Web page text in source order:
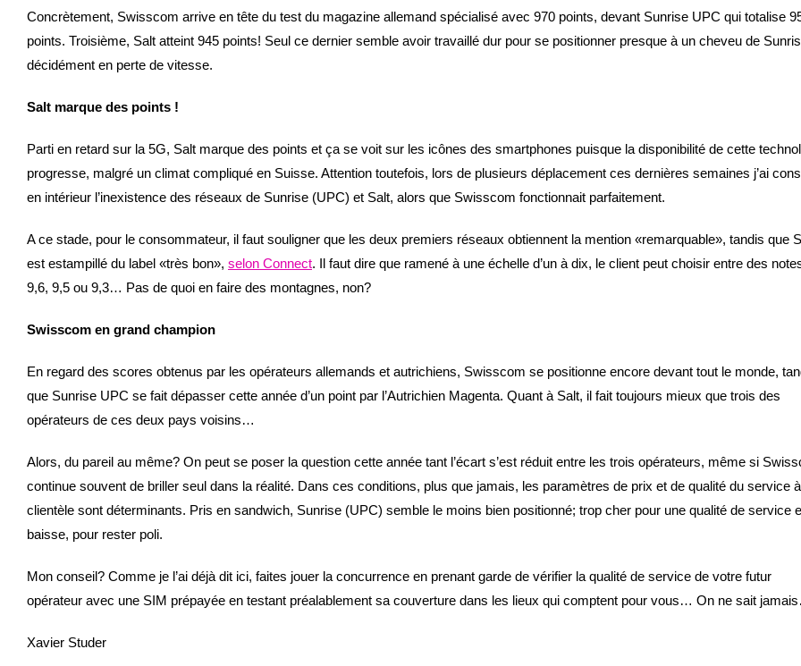
Concrètement, Swisscom arrive en tête du test du magazine allemand spécialisé avec 970 points, devant Sunrise UPC qui totalise
points. Troisième, Salt atteint 945 points! Seul ce dernier semble avoir travaillé dur pour se positionner presque à un cheveu de
décidément en perte de vitesse.
Salt marque des points !
Parti en retard sur la 5G, Salt marque des points et ça se voit sur les icônes des smartphones puisque la disponibilité de cette
progresse, malgré un climat compliqué en Suisse. Attention toutefois, lors de plusieurs déplacement ces dernières semaines j’ai
en intérieur l’inexistence des réseaux de Sunrise (UPC) et Salt, alors que Swisscom fonctionnait parfaitement.
A ce stade, pour le consommateur, il faut souligner que les deux premiers réseaux obtiennent la mention «remarquable», tandis que
est estampillé du label «très bon», selon Connect. Il faut dire que ramené à une échelle d’un à dix, le client peut choisir entre des
9,6, 9,5 ou 9,3… Pas de quoi en faire des montagnes, non?
Swisscom en grand champion
En regard des scores obtenus par les opérateurs allemands et autrichiens, Swisscom se positionne encore devant tout le monde,
que Sunrise UPC se fait dépasser cette année d’un point par l’Autrichien Magenta. Quant à Salt, il fait toujours mieux que trois des
opérateurs de ces deux pays voisins…
Alors, du pareil au même? On peut se poser la question cette année tant l’écart s’est réduit entre les trois opérateurs, même si
continue souvent de briller seul dans la réalité. Dans ces conditions, plus que jamais, les paramètres de prix et de qualité du service
clientèle sont déterminants. Pris en sandwich, Sunrise (UPC) semble le moins bien positionné; trop cher pour une qualité de service
baisse, pour rester poli.
Mon conseil? Comme je l’ai déjà dit ici, faites jouer la concurrence en prenant garde de vérifier la qualité de service de votre futur
opérateur avec une SIM prépayée en testant préalablement sa couverture dans les lieux qui comptent pour vous… On ne sait
Xavier Studer